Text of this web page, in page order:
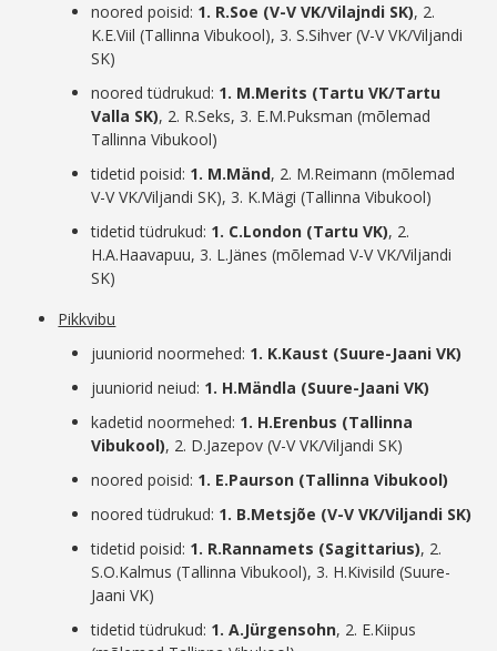
noored poisid: 1. R.Soe (V-V VK/Vilajndi SK), 2.
K.E.Viil (Tallinna Vibukool), 3. S.Sihver (V-V VK/Viljandi
SK)
noored tüdrukud: 1. M.Merits (Tartu VK/Tartu
Valla SK), 2. R.Seks, 3. E.M.Puksman (mõlemad
Tallinna Vibukool)
tidetid poisid: 1. M.Mänd, 2. M.Reimann (mõlemad
V-V VK/Viljandi SK), 3. K.Mägi (Tallinna Vibukool)
tidetid tüdrukud: 1. C.London (Tartu VK), 2.
H.A.Haavapuu, 3. L.Jänes (mõlemad V-V VK/Viljandi
SK)
Pikkvibu
juuniorid noormehed: 1. K.Kaust (Suure-Jaani VK)
juuniorid neiud: 1. H.Mändla (Suure-Jaani VK)
kadetid noormehed: 1. H.Erenbus (Tallinna
Vibukool), 2. D.Jazepov (V-V VK/Viljandi SK)
noored poisid: 1. E.Paurson (Tallinna Vibukool)
noored tüdrukud: 1. B.Metsjõe (V-V VK/Viljandi SK)
tidetid poisid: 1. R.Rannamets (Sagittarius), 2.
S.O.Kalmus (Tallinna Vibukool), 3. H.Kivisild (Suure-
Jaani VK)
tidetid tüdrukud: 1. A.Jürgensohn, 2. E.Kiipus